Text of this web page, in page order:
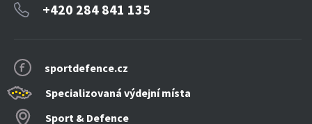
sportdefence.cz
Specializovaná výdejní místa
Sport & Defence
+420 284 841 135